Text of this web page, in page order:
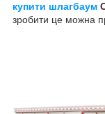
купити шлагбаум
зробити це можна